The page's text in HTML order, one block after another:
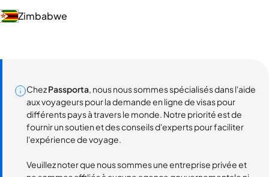
Zimbabwe
ChezPassporta, nous nous sommes spécialisés dans l'aide
aux voyageurs pour la demande en ligne de visas pour
différents pays à travers le monde. Notre priorité est de
fournir un soutien et des conseils d'experts pour faciliter
l'expérience de voyage.
Veuillez noter que nous sommes une entreprise privée et